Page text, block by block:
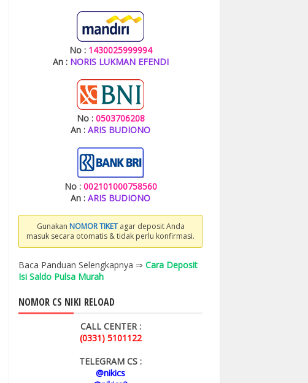
No : 1430025999994
An : NORIS LUKMAN EFENDI
No : 0503706208
An : ARIS BUDIONO
No : 002101000758560
An : ARIS BUDIONO
Gunakan NOMOR TIKETagar deposit Anda
masuk secara otomatis & tidak perlu konfirmasi.
Baca Panduan Selengkapnya ⇒ Cara Deposit
Isi Saldo Pulsa Murah
NOMOR CS NIKI RELOAD
CALL CENTER :
(0331) 5101122
TELEGRAM CS :
@nikics